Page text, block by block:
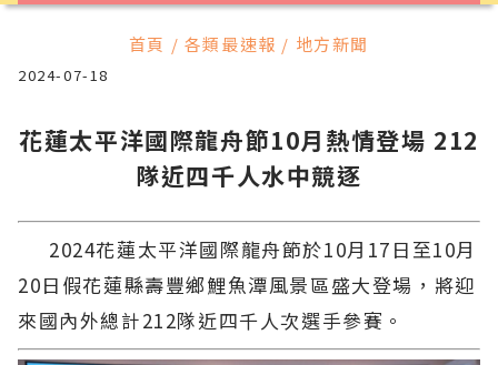
首頁 / 各類最速報 / 地方新聞
2024-07-18
花蓮太平洋國際龍舟節10月熱情登場 212
隊近四千人水中競逐
2024花蓮太平洋國際龍舟節於10月17日至10月
20日假花蓮縣壽豐鄉鯉魚潭風景區盛大登場，將迎
來國內外總計212隊近四千人次選手參賽。